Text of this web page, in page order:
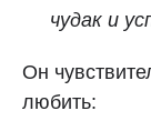
чудак и
Он
любить: